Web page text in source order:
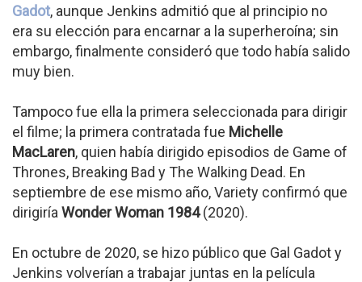
Gadot, aunque Jenkins admitió que al principio no
era su elección para encarnar a la superheroína; sin
embargo, finalmente consideró que todo había salido
muy bien.
Tampoco fue ella la primera seleccionada para dirigir
el filme; la primera contratada fue Michelle
MacLaren, quien había dirigido episodios de Game of
Thrones, Breaking Bad y The Walking Dead. En
septiembre de ese mismo año, Variety confirmó que
dirigiría Wonder Woman 1984(2020).
En octubre de 2020, se hizo público que Gal Gadot y
Jenkins volverían a trabajar juntas en la película